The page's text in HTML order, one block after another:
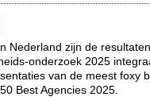
Nederland zijn de
onderzoek 2025
van de meest foxy
Best Agencies 2025.